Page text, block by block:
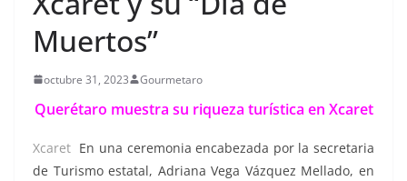
Muertos”
octubre 31, 2023 Gourmetaro
Querétaro muestra su riqueza turística en Xcaret
Xcaret En una ceremonia encabezada por la secretaria
de Turismo estatal, Adriana Vega Vázquez Mellado, en